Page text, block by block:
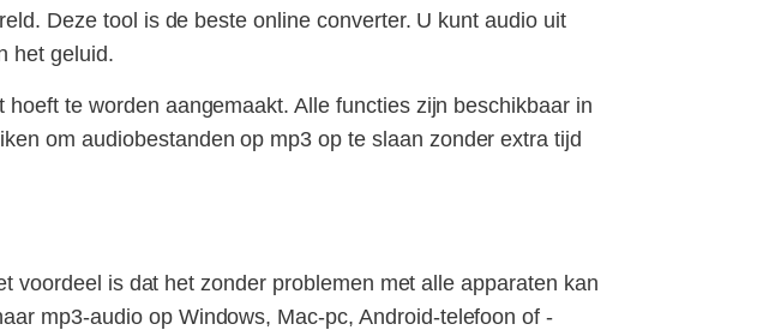
Deze tool is de beste online converter. U kunt audio uit
het geluid.
te worden aangemaakt. Alle functies zijn beschikbaar in
om audiobestanden op mp3 op te slaan zonder extra tijd
voordeel is dat het zonder problemen met alle apparaten kan
mp3-audio op Windows, Mac-pc, Android-telefoon of -